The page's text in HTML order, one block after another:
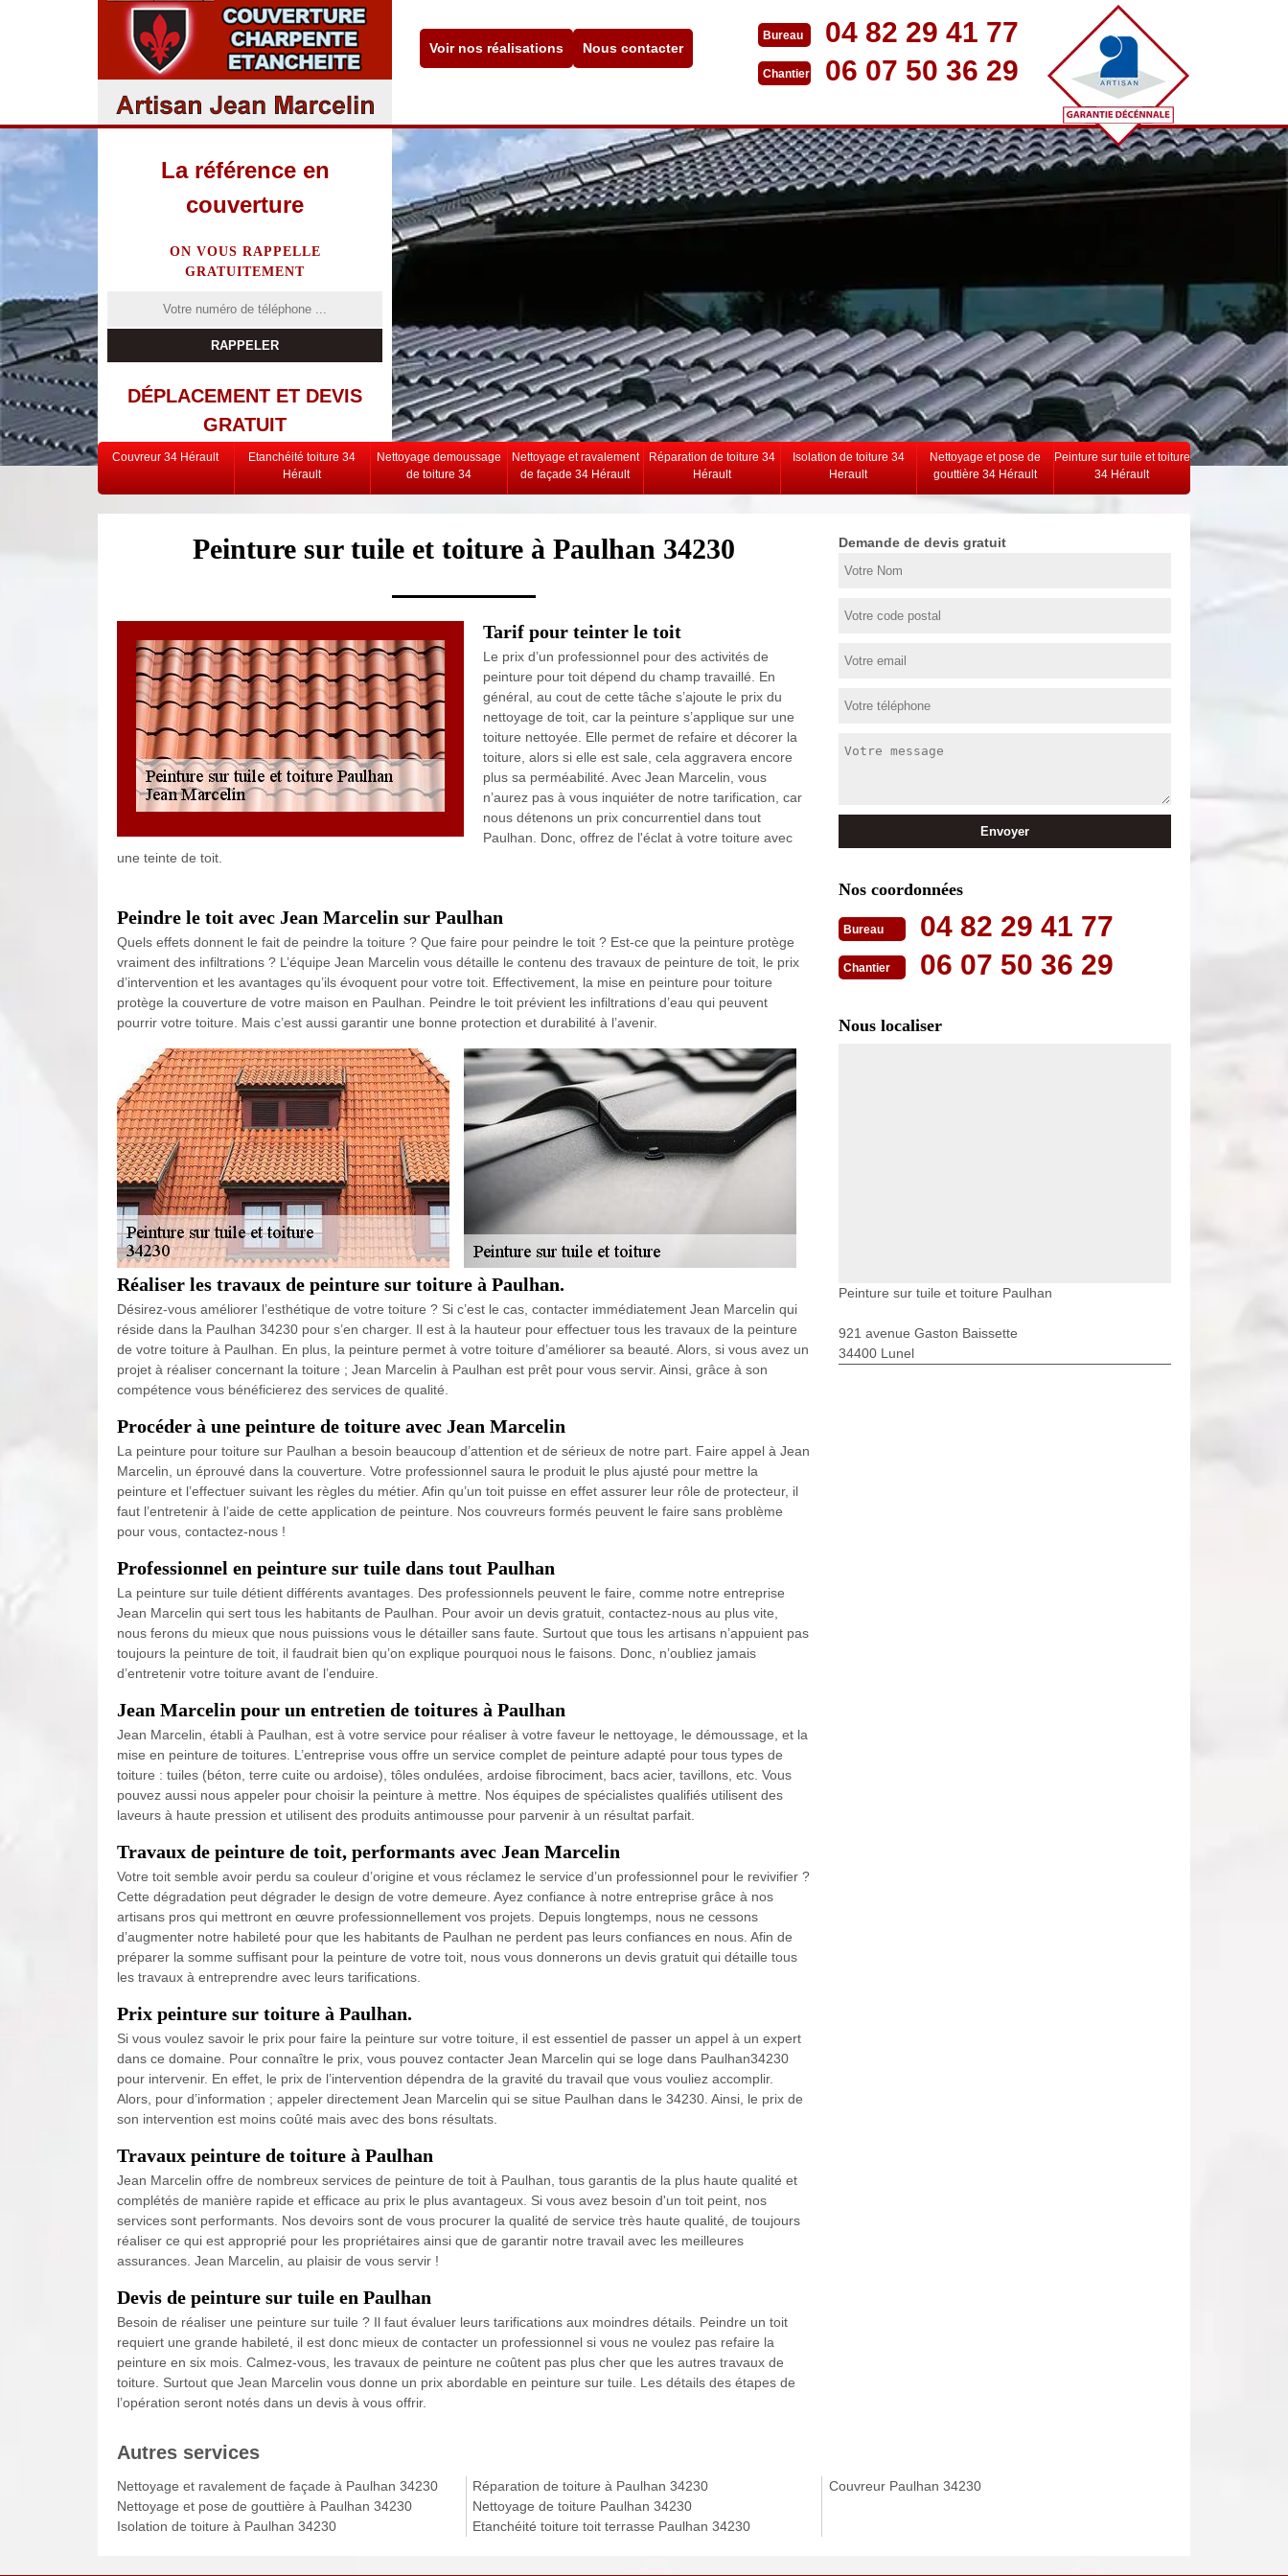
Voir nos réalisations Nous contacter
Bureau 04 82 29 41 77
Chantier 06 07 50 36 29
La référence en
couverture
ON VOUS RAPPELLE
GRATUITEMENT
DÉPLACEMENT ET DEVIS
GRATUIT
Couvreur 34 Hérault
Etanchéité toiture 34
Hérault
Nettoyage demoussage
de toiture 34
Nettoyage et ravalement
de façade 34 Hérault
Réparation de toiture 34
Hérault
Isolation de toiture 34
Herault
Nettoyage et pose de
gouttière 34 Hérault
Peinture sur tuile et toiture
34 Hérault
Peinture sur tuile et toiture à Paulhan 34230
Tarif pour teinter le toit
Le prix d’un professionnel pour des activités de
peinture pour toit dépend du champ travaillé. En
général, au cout de cette tâche s’ajoute le prix du
nettoyage de toit, car la peinture s’applique sur une
toiture nettoyée. Elle permet de refaire et décorer la
toiture, alors si elle est sale, cela aggravera encore
plus sa perméabilité. Avec Jean Marcelin, vous
n’aurez pas à vous inquiéter de notre tarification, car
nous détenons un prix concurrentiel dans tout
Paulhan. Donc, offrez de l'éclat à votre toiture avec
une teinte de toit.
Peindre le toit avec Jean Marcelin sur Paulhan
Quels effets donnent le fait de peindre la toiture ? Que faire pour peindre le toit ? Est-ce que la peinture protège
vraiment des infiltrations ? L’équipe Jean Marcelin vous détaille le contenu des travaux de peinture de toit, le prix
d’intervention et les avantages qu’ils évoquent pour votre toit. Effectivement, la mise en peinture pour toiture
protège la couverture de votre maison en Paulhan. Peindre le toit prévient les infiltrations d’eau qui peuvent
pourrir votre toiture. Mais c’est aussi garantir une bonne protection et durabilité à l’avenir.
Réaliser les travaux de peinture sur toiture à Paulhan.
Désirez-vous améliorer l’esthétique de votre toiture ? Si c’est le cas, contacter immédiatement Jean Marcelin qui
réside dans la Paulhan 34230 pour s’en charger. Il est à la hauteur pour effectuer tous les travaux de la peinture
de votre toiture à Paulhan. En plus, la peinture permet à votre toiture d’améliorer sa beauté. Alors, si vous avez un
projet à réaliser concernant la toiture ; Jean Marcelin à Paulhan est prêt pour vous servir. Ainsi, grâce à son
compétence vous bénéficierez des services de qualité.
Procéder à une peinture de toiture avec Jean Marcelin
La peinture pour toiture sur Paulhan a besoin beaucoup d’attention et de sérieux de notre part. Faire appel à Jean
Marcelin, un éprouvé dans la couverture. Votre professionnel saura le produit le plus ajusté pour mettre la
peinture et l’effectuer suivant les règles du métier. Afin qu’un toit puisse en effet assurer leur rôle de protecteur, il
faut l’entretenir à l’aide de cette application de peinture. Nos couvreurs formés peuvent le faire sans problème
pour vous, contactez-nous !
Professionnel en peinture sur tuile dans tout Paulhan
La peinture sur tuile détient différents avantages. Des professionnels peuvent le faire, comme notre entreprise
Jean Marcelin qui sert tous les habitants de Paulhan. Pour avoir un devis gratuit, contactez-nous au plus vite,
nous ferons du mieux que nous puissions vous le détailler sans faute. Surtout que tous les artisans n’appuient pas
toujours la peinture de toit, il faudrait bien qu’on explique pourquoi nous le faisons. Donc, n’oubliez jamais
d’entretenir votre toiture avant de l’enduire.
Jean Marcelin pour un entretien de toitures à Paulhan
Jean Marcelin, établi à Paulhan, est à votre service pour réaliser à votre faveur le nettoyage, le démoussage, et la
mise en peinture de toitures. L’entreprise vous offre un service complet de peinture adapté pour tous types de
toiture : tuiles (béton, terre cuite ou ardoise), tôles ondulées, ardoise fibrociment, bacs acier, tavillons, etc. Vous
pouvez aussi nous appeler pour choisir la peinture à mettre. Nos équipes de spécialistes qualifiés utilisent des
laveurs à haute pression et utilisent des produits antimousse pour parvenir à un résultat parfait.
Travaux de peinture de toit, performants avec Jean Marcelin
Votre toit semble avoir perdu sa couleur d’origine et vous réclamez le service d’un professionnel pour le revivifier ?
Cette dégradation peut dégrader le design de votre demeure. Ayez confiance à notre entreprise grâce à nos
artisans pros qui mettront en œuvre professionnellement vos projets. Depuis longtemps, nous ne cessons
d’augmenter notre habileté pour que les habitants de Paulhan ne perdent pas leurs confiances en nous. Afin de
préparer la somme suffisant pour la peinture de votre toit, nous vous donnerons un devis gratuit qui détaille tous
les travaux à entreprendre avec leurs tarifications.
Prix peinture sur toiture à Paulhan.
Si vous voulez savoir le prix pour faire la peinture sur votre toiture, il est essentiel de passer un appel à un expert
dans ce domaine. Pour connaître le prix, vous pouvez contacter Jean Marcelin qui se loge dans Paulhan34230
pour intervenir. En effet, le prix de l’intervention dépendra de la gravité du travail que vous vouliez accomplir.
Alors, pour d’information ; appeler directement Jean Marcelin qui se situe Paulhan dans le 34230. Ainsi, le prix de
son intervention est moins coûté mais avec des bons résultats.
Travaux peinture de toiture à Paulhan
Jean Marcelin offre de nombreux services de peinture de toit à Paulhan, tous garantis de la plus haute qualité et
complétés de manière rapide et efficace au prix le plus avantageux. Si vous avez besoin d'un toit peint, nos
services sont performants. Nos devoirs sont de vous procurer la qualité de service très haute qualité, de toujours
réaliser ce qui est approprié pour les propriétaires ainsi que de garantir notre travail avec les meilleures
assurances. Jean Marcelin, au plaisir de vous servir !
Devis de peinture sur tuile en Paulhan
Besoin de réaliser une peinture sur tuile ? Il faut évaluer leurs tarifications aux moindres détails. Peindre un toit
requiert une grande habileté, il est donc mieux de contacter un professionnel si vous ne voulez pas refaire la
peinture en six mois. Calmez-vous, les travaux de peinture ne coûtent pas plus cher que les autres travaux de
toiture. Surtout que Jean Marcelin vous donne un prix abordable en peinture sur tuile. Les détails des étapes de
l’opération seront notés dans un devis à vous offrir.
Demande de devis gratuit
Nos coordonnées
Bureau 04 82 29 41 77
Chantier 06 07 50 36 29
Nous localiser
Peinture sur tuile et toiture Paulhan
921 avenue Gaston Baissette
34400 Lunel
Autres services
Nettoyage et ravalement de façade à Paulhan 34230
Nettoyage et pose de gouttière à Paulhan 34230
Isolation de toiture à Paulhan 34230
Réparation de toiture à Paulhan 34230
Nettoyage de toiture Paulhan 34230
Etanchéité toiture toit terrasse Paulhan 34230
Couvreur Paulhan 34230